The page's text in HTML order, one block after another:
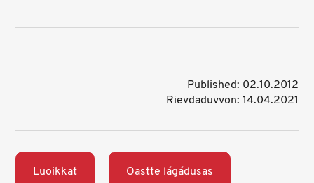
Published: 02.10.2012
Rievdaduvvon: 14.04.2021
Luoikkat Oastte lágádusas